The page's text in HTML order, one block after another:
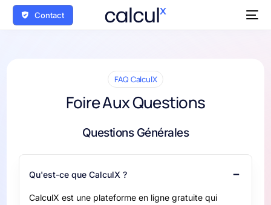
Contact
FAQ CalculX
Foire Aux Questions
Questions Générales
Qu'est-ce que CalculX ?
CalculX est une plateforme en ligne gratuite qui